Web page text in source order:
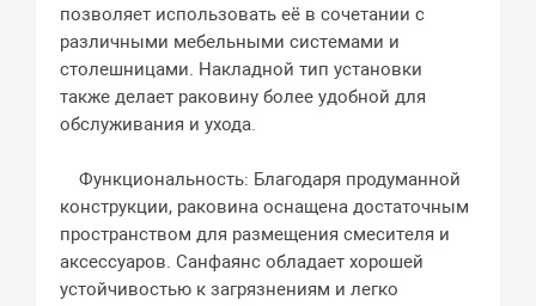
позволяет использовать её в сочетании с
различными мебельными системами и
столешницами. Накладной тип установки
также делает раковину более удобной для
обслуживания и ухода.
Функциональность: Благодаря продуманной
конструкции, раковина оснащена достаточным
пространством для размещения смесителя и
аксессуаров. Санфаянс обладает хорошей
устойчивостью к загрязнениям и легко